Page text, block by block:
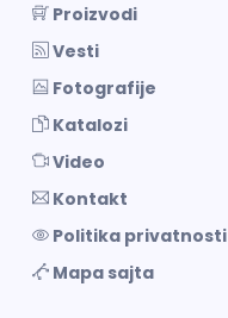
Proizvodi
Vesti
Fotografije
Katalozi
Video
Kontakt
Politika privatnosti
Mapa sajta